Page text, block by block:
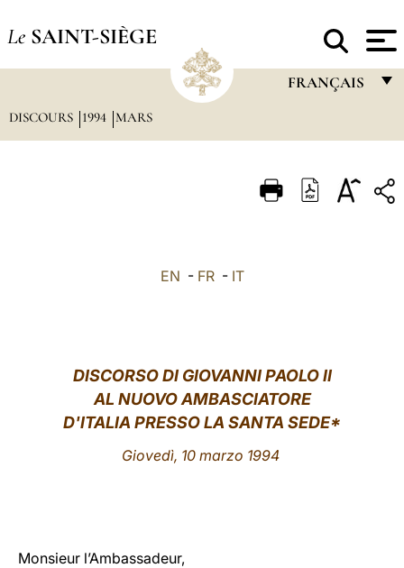
Le SAINT-SIÈGE
FRANÇAIS
ITALIANO
中文
LATINE
DISCOURS 1994 MARS
EN - FR- IT
DISCORSO DI GIOVANNI PAOLO II
AL NUOVO AMBASCIATORE
D'ITALIA PRESSO LA SANTA SEDE*
Giovedì, 10 marzo 1994
Monsieur l’Ambassadeur,